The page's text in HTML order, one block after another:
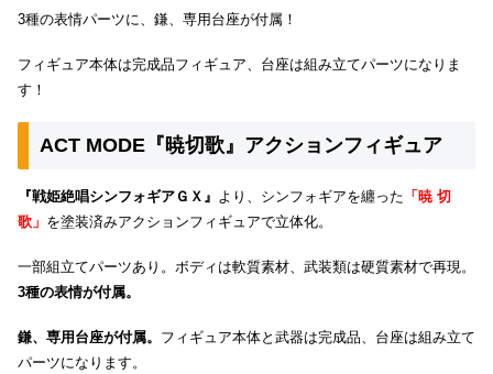
3種の表情パーツに、鎌、専用台座が付属！
フィギュア本体は完成品フィギュア、台座は組み立てパーツになりま
す！
ACT MODE『暁切歌』アクションフィギュア
『戦姫絶唱シンフォギアＧＸ』 より、シンフォギアを纏った 「暁 切
歌」 を塗装済みアクションフィギュアで立体化。
一部組立てパーツあり。ボディは軟質素材、武装類は硬質素材で再現。
3種の表情が付属。
鎌、専用台座が付属。 フィギュア本体と武器は完成品、台座は組み立て
パーツになります。